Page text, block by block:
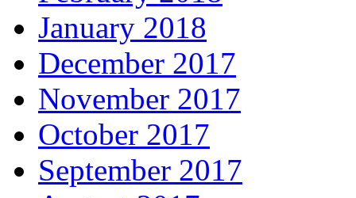
January 2018
December 2017
November 2017
October 2017
September 2017